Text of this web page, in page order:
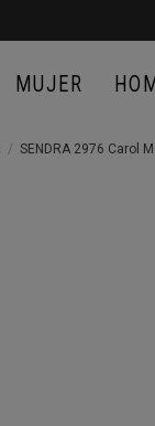
MUJER
SENDRA 2976 Carol